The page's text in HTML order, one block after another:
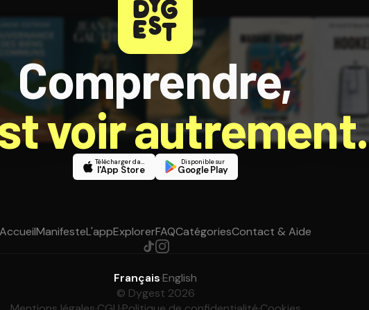
Comprendre,
voir autrement.
Télécharger dans
l'App Store
Disponible sur
Google Play
AccueilManifesteL'appExplorerFAQCatégoriesContact & Aide
Français·English
© Dygest 2026